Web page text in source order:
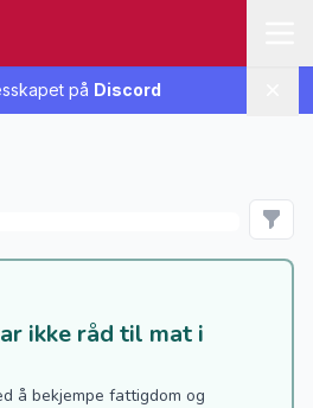
på Discord
ikke råd til mat i
å bekjempe fattigdom og